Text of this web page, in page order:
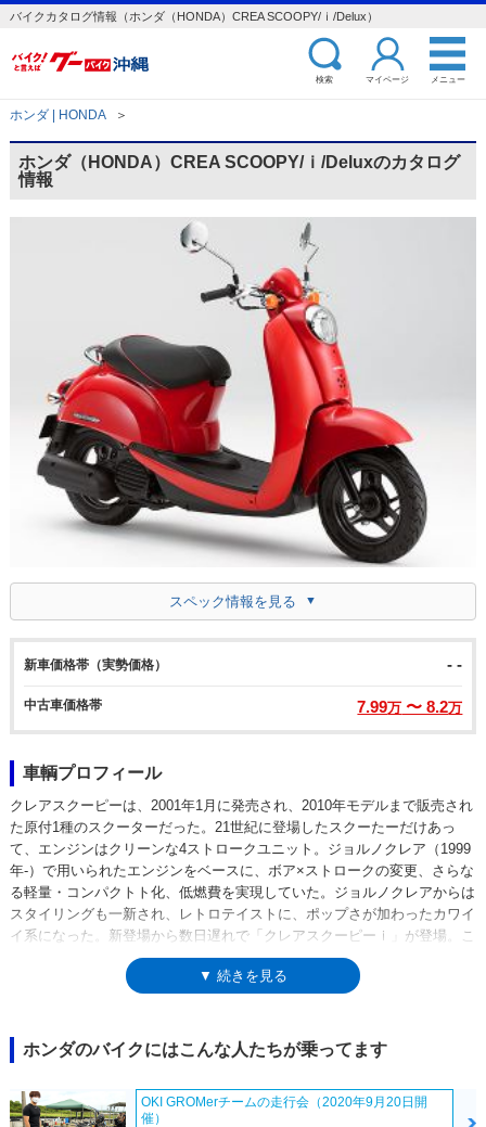
バイクカタログ情報（ホンダ（HONDA）CREA SCOOPY/ｉ/Delux）
検索 マイページ メニュー
ホンダ | HONDA ＞
ホンダ（HONDA）CREA SCOOPY/ｉ/Deluxのカタログ
情報
スペック情報を見る
新車価格帯（実勢価格） - -
中古車価格帯 7.99万 〜 8.2万
車輌プロフィール
クレアスクーピーは、2001年1月に発売され、2010年モデルまで販売され
た原付1種のスクーターだった。21世紀に登場したスクーたーだけあっ
て、エンジンはクリーンな4ストロークユニット。ジョルノクレア（1999
年-）で用いられたエンジンをベースに、ボア×ストロークの変更、さらな
る軽量・コンパクトト化、低燃費を実現していた。ジョルノクレアからは
スタイリングも一新され、レトロテイストに、ポップさが加わったカワイ
イ系になった。新登場から数日遅れで「クレアスクーピーｉ」が登場。こ
ちらは、アイドリングストップ機構と、コミュニケーションメーターが搭
載された。当時としては先進的だったこのメーターは、燃料補給タイミン
フューエルインジェクションを採用。アイドリングストップの「ｉ」はな
くなり、スタンダードとデラックスの2グレード設定となった。
▼ 続きを見る
ホンダのバイクにはこんな人たちが乗ってます
OKI GROMerチームの走行会（2020年9月20日開
催）